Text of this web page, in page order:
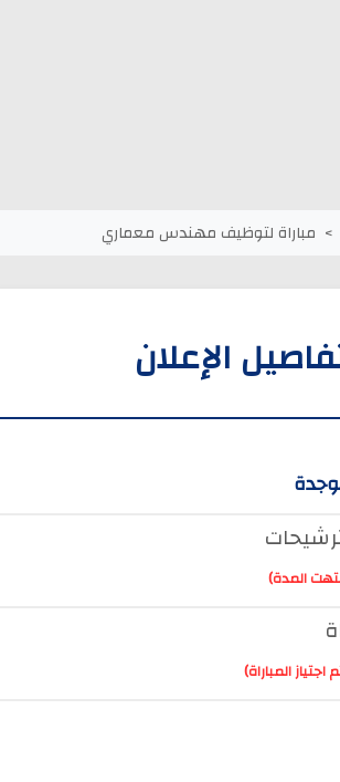
مباراة لتوظيف مهندس معماري
الإعلان
المدة)
اجتياز المباراة)